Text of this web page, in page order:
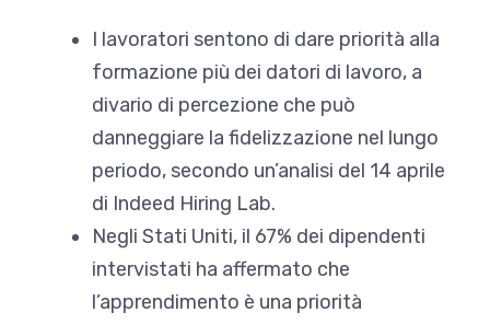
I lavoratori sentono di dare priorità alla
formazione più dei datori di lavoro, a
divario di percezione che può
danneggiare la fidelizzazione nel lungo
periodo, secondo un’analisi del 14 aprile
di Indeed Hiring Lab.
Negli Stati Uniti, il 67% dei dipendenti
intervistati ha affermato che
l’apprendimento è una priorità